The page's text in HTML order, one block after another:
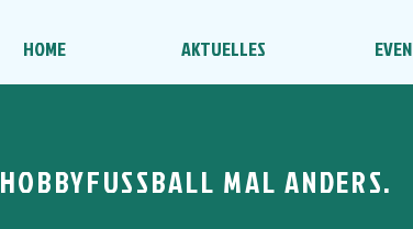
HOME AKTUELLES
HOBBYFUSSBALL MAL ANDERS.